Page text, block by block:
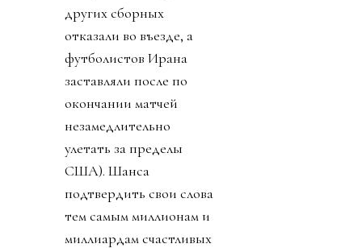
других сборных
отказали во въезде, а
футболистов Ирана
заставляли после по
окончании матчей
незамедлительно
улетать за пределы
США). Шанса
подтвердить свои слова
тем самым миллионам и
миллиардам счастливых